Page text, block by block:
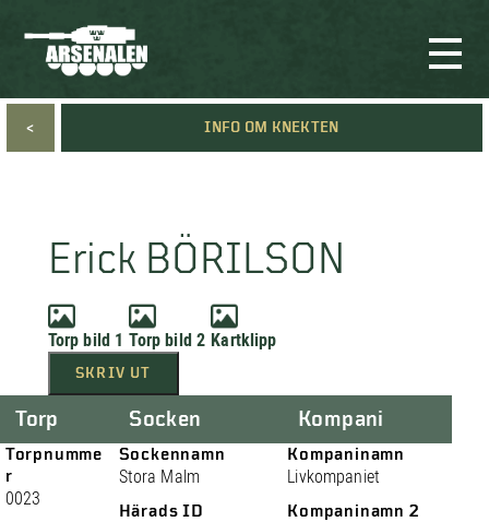
< INFO OM KNEKTEN
Erick BÖRILSON
Torp bild 1 Torp bild 2 Kartklipp
SKRIV UT
Torp
Torpnumme
r
0023
Socken
Sockennamn
Stora Malm
Härads ID
Kompani
Kompaninamn
Livkompaniet
Kompaninamn 2